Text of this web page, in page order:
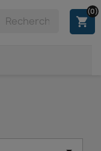
shopping_cart
(0)